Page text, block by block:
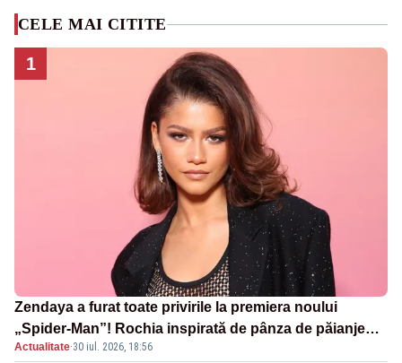
CELE MAI CITITE
1
Zendaya a furat toate privirile la premiera noului
„Spider-Man”! Rochia inspirată de pânza de păianjen a
făcut senzație
Actualitate·30 iul. 2026, 18:56